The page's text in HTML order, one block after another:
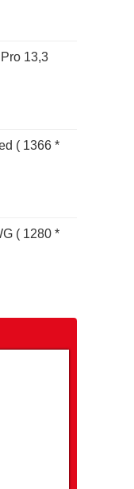
13,3
( 1366 *
( 1280 *